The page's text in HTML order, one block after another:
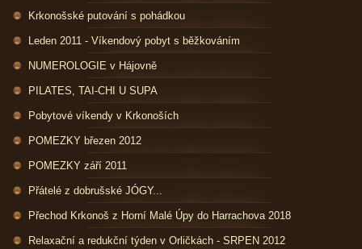
Krkonošské putování s pohádkou
Leden 2011 - Víkendový pobyt s běžkováním
NUMEROLOGIE v Hájovně
PILATES, TAI-CHI U SUPA
Pobytové víkendy v Krkonoších
POMEZKY březen 2012
POMEZKY září 2011
Přátelé z dobrušské JÓGY...
Přechod Krkonoš z Horní Malé Úpy do Harrachova 2018
Relaxační a redukční týden v Orličkách - SRPEN 2012